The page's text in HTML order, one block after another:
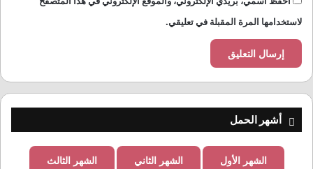
لاستخدامها المرة المقبلة في تعليقي.
أشهر الحمل
الشهر الأول الشهر الثاني الشهر الثالث